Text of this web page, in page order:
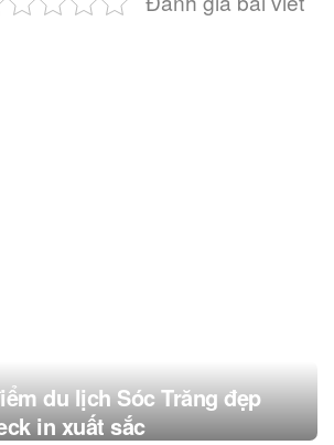
du lịch Sóc Trăng đẹp
in xuất sắc